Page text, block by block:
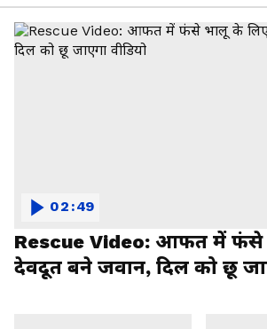
Rescue Video: आफत में फंसे
देवदूत बने जवान, दिल को छू
02:49